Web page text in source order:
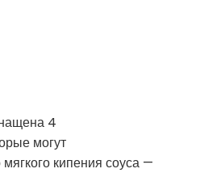
4
могут
кипения соуса —